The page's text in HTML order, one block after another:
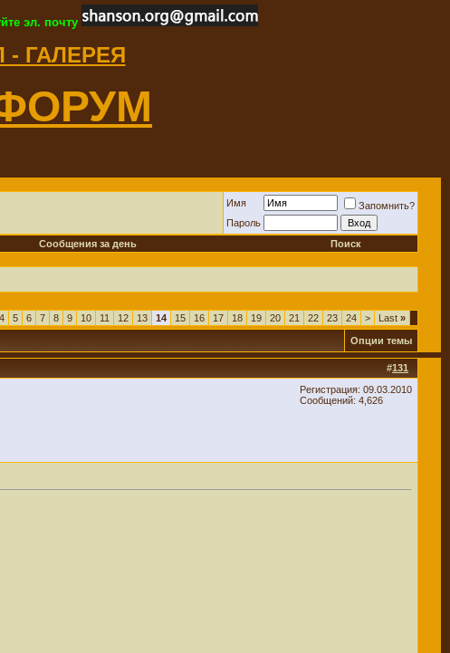
эл. почту
ГАЛЕРЕЯ
Имя
Запомнить?
Пароль
Сообщения за день Поиск
4 5 6 7 8 9 10 11 12 13 14 15 16 17 18 19 20 21 22 23 24 > Last »
Опции темы
#131
Регистрация: 09.03.2010
Сообщений: 4,626